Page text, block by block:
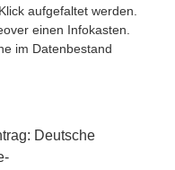
aufgefaltet werden.
einen Infokasten.
im Datenbestand
Deutsche